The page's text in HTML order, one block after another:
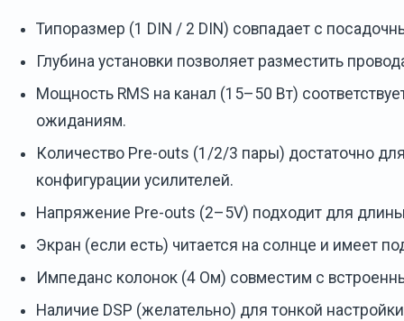
Типоразмер (1 DIN / 2 DIN) совпадает с
Глубина установки позволяет разместить
Мощность RMS на канал (15–50 Вт)
ожиданиям.
Количество Pre-outs (1/2/3 пары) достаточно
конфигурации усилителей.
Напряжение Pre-outs (2–5V) подходит для
Экран (если есть) читается на солнце и имеет
Импеданс колонок (4 Ом) совместим с
Наличие DSP (желательно) для тонкой